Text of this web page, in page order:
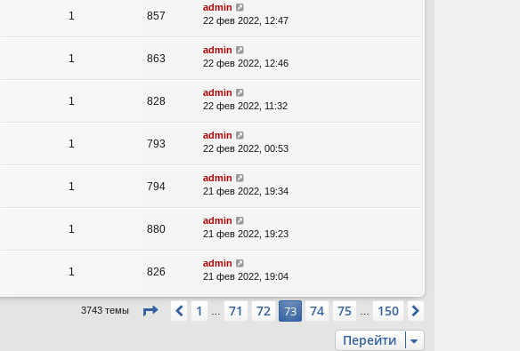
1 857
admin
22 фев 2022, 12:47
1 863
admin
22 фев 2022, 12:46
1 828
admin
22 фев 2022, 11:32
1 793
admin
22 фев 2022, 00:53
1 794
admin
21 фев 2022, 19:34
1 880
admin
21 фев 2022, 19:23
1 826
admin
21 фев 2022, 19:04
3743 темы Страница 73из150
Пред.
1 71 72 73 74 75 150
Перейти